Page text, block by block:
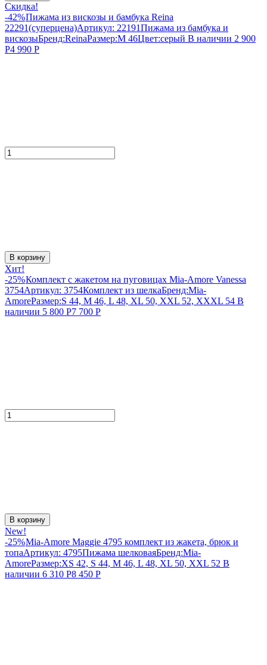
Скидка!
-42%Пижама из вискозы и бамбука Reina
22291(суперцена)Артикул: 22191Пижама из бамбука и
вискозыБренд:ReinaРазмер:M 46Цвет:серый В наличии 2 900
Р4 990 Р
В корзину
Хит!
-25%Комплект с жакетом на пуговицах Mia-Amore Vanessa
3754Артикул: 3754Комплект из шелкаБренд:Mia-
AmoreРазмер:S 44, M 46, L 48, XL 50, XXL 52, XXXL 54 В
наличии 5 800 Р7 700 Р
В корзину
New!
-25%Mia-Amore Maggie 4795 комплект из жакета, брюк и
топаАртикул: 4795Пижама шелковаяБренд:Mia-
AmoreРазмер:XS 42, S 44, M 46, L 48, XL 50, XXL 52 В
наличии 6 310 Р8 450 Р